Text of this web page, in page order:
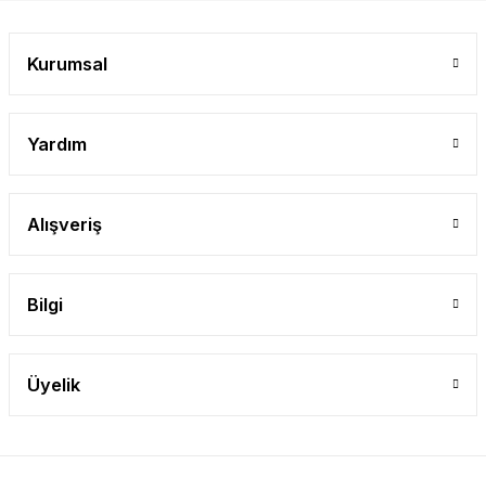
Kurumsal
Yardım
Alışveriş
Bilgi
Üyelik